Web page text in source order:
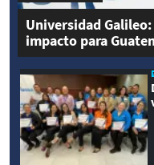
Universidad
impacto para